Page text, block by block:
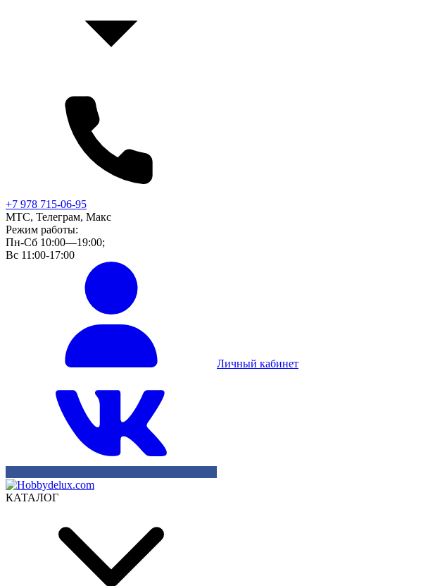
+7 978 715-06-95
МТС, Телеграм, Макс
Режим работы:
Пн-Сб 10:00—19:00;
Вс 11:00-17:00
Личный кабинет
КАТАЛОГ